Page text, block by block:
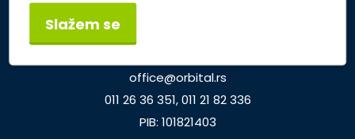
office@orbital.rs
011 26 36 351, 011 21 82 336
PIB: 101821403
Slažem se